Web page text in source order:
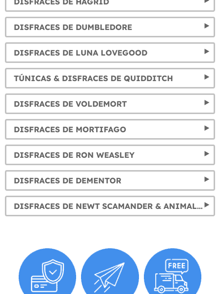
DISFRACES DE DUMBLEDORE
DISFRACES DE LUNA LOVEGOOD
TÚNICAS & DISFRACES DE QUIDDITCH
DISFRACES DE VOLDEMORT
DISFRACES DE MORTIFAGO
DISFRACES DE RON WEASLEY
DISFRACES DE DEMENTOR
DISFRACES DE NEWT SCAMANDER & ANIMALES FANTÁSTICOS